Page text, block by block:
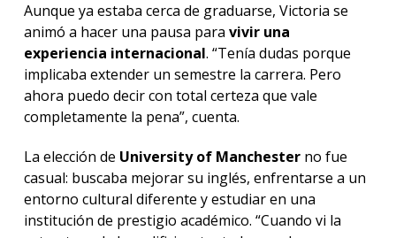
Aunque ya estaba cerca de graduarse, Victoria se
animó a hacer una pausa para vivir una
experiencia internacional. “Tenía dudas porque
implicaba extender un semestre la carrera. Pero
ahora puedo decir con total certeza que vale
completamente la pena”, cuenta.
La elección de University of Manchesterno fue
casual: buscaba mejorar su inglés, enfrentarse a un
entorno cultural diferente y estudiar en una
institución de prestigio académico. “Cuando vi la